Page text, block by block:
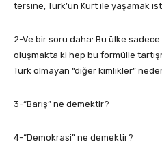
tersine, Türk’ün Kürt ile yaşamak
2-Ve bir soru daha: Bu ülke sadece
oluşmakta ki hep bu formülle
Türk olmayan “diğer kimlikler”
3-“Barış” ne demektir?
4-“Demokrasi” ne demektir?